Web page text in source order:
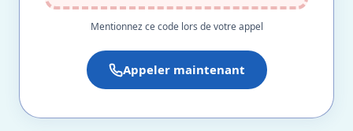
Mentionnez ce code lors de votre appel
Appeler maintenant